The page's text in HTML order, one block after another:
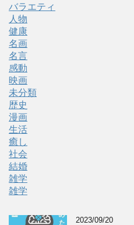
バラエティ
人物
健康
名画
名言
感動
映画
未分類
歴史
漫画
生活
癒し
社会
結婚
雑学
雑学
2023/09/20